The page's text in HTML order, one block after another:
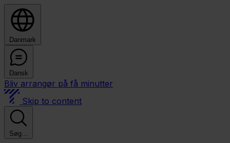
Danmark
Dansk
Bliv arrangør på få minutter
Skip to content
Søg...